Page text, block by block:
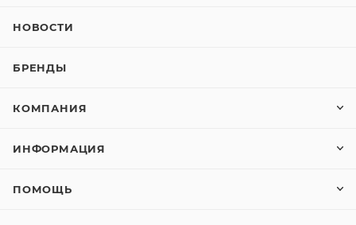
НОВОСТИ
БРЕНДЫ
КОМПАНИЯ
ИНФОРМАЦИЯ
ПОМОЩЬ